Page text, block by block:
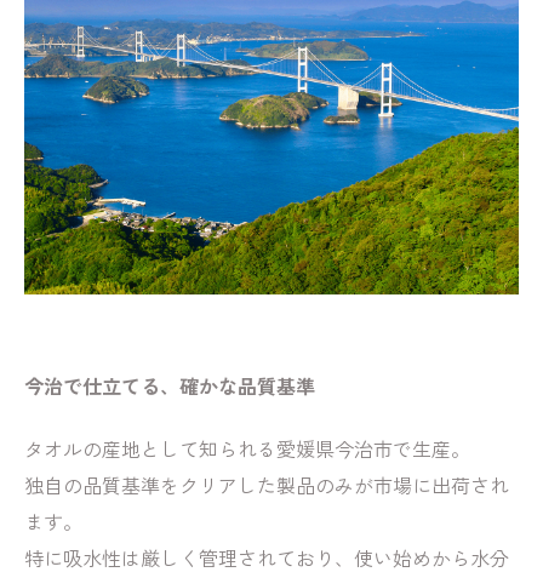
今治で仕立てる、確かな品質基準
タオルの産地として知られる愛媛県今治市で生産。
独自の品質基準をクリアした製品のみが市場に出荷され
ます。
特に吸水性は厳しく管理されており、使い始めから水分